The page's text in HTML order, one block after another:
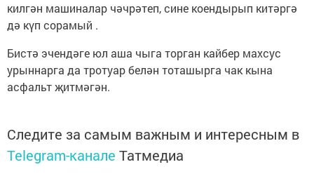
килгән машиналар чәчрәтеп, сине коендырып китәргә
дә күп сорамый .
Бистә эчендәге юл аша чыга торган кайбер махсус
урыннарга да тротуар белән тоташырга чак кына
асфальт җитмәгән.
Следите за самым важным и интересным в
Telegram-канале Татмедиа